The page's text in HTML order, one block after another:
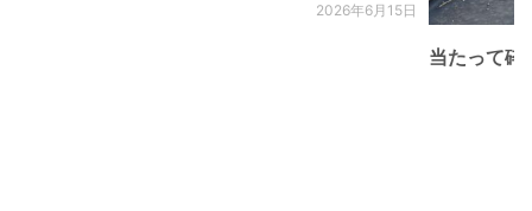
2026年6月15日
当たって砕